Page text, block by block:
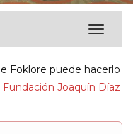
Toggle
Foklore puede hacerlo
Joaquín Díaz